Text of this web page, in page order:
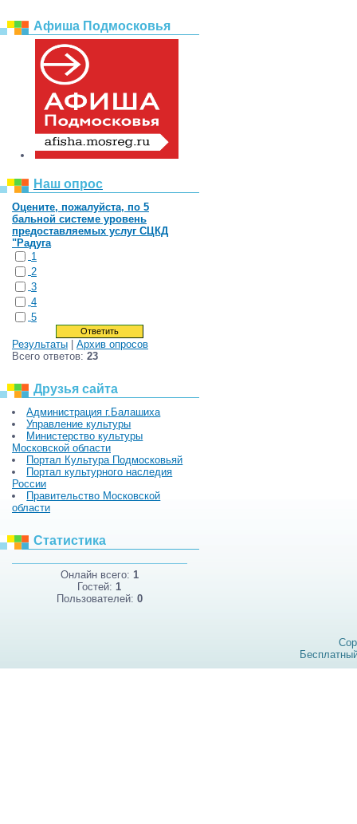
Афиша Подмосковья
Наш опрос
Оцените, пожалуйста, по 5
бальной системе уровень
предоставляемых услуг СЦКД
"Радуга
1
2
3
4
5
Результаты
Архив опросов
Всего ответов: 23
Друзья сайта
Администрация г.Балашиха
Управление культуры
Министерство культуры
Московской области
Портал Культура Подмосковьяй
Портал культурного наследия
России
Правительство Московской
области
Статистика
Онлайн всего: 1
Гостей:1
Пользователей: 0